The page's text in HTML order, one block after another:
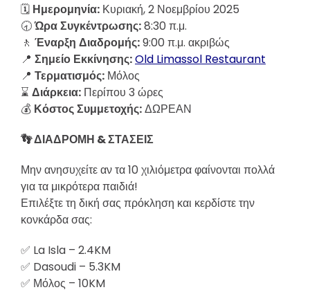
🗓 Ημερομηνία: Κυριακή, 2 Νοεμβρίου 2025
🕣ΏραΣυγκέντρωσης:8:30 π.μ.
🚶 Έναρξη Διαδρομής:9:00 π.μ. ακριβώς
📍 Σημείο Εκκίνησης:Old Limassol Restaurant
📍 Τερματισμός: Μόλος
⌛ Διάρκεια: Περίπου 3 ώρες
💰 ΚόστοςΣυμμετοχής:ΔΩΡΕΑΝ
👣ΔΙΑΔΡΟΜΗ &ΣΤΑΣΕΙΣ
Μην ανησυχείτε αν τα 10 χιλιόμετρα φαίνονται πολλά
για τα μικρότερα παιδιά!
Επιλέξτε τη δική σας πρόκληση και κερδίστε την
κονκάρδα σας:
✅ La Isla – 2.4KM
✅ Dasoudi – 5.3KM
✅ Μόλος – 10KM